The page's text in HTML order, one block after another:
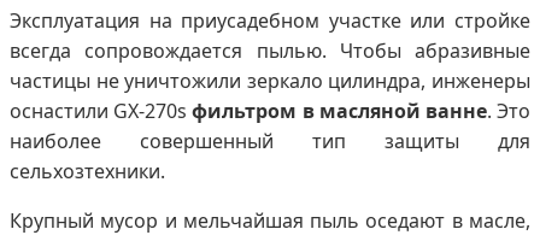
Эксплуатация на приусадебном участке или стройке
всегда сопровождается пылью. Чтобы абразивные
частицы не уничтожили зеркало цилиндра, инженеры
оснастили GX-270sфильтром в масляной ванне. Это
наиболее совершенный тип защиты для
сельхозтехники.
Крупный мусор и мельчайшая пыль оседают в масле,